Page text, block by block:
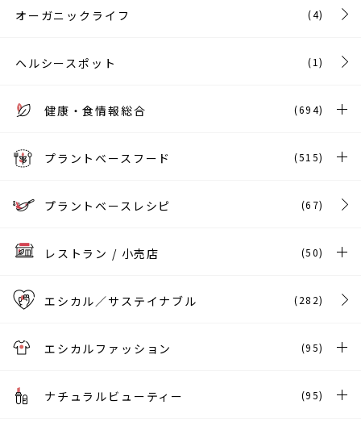
オーガニックライフ (4)
ヘルシースポット (1)
健康・食情報総合 (694)
プラントベースフード (515)
プラントベースレシピ (67)
レストラン / 小売店 (50)
エシカル／サステイナブル (282)
エシカルファッション (95)
ナチュラルビューティー (95)